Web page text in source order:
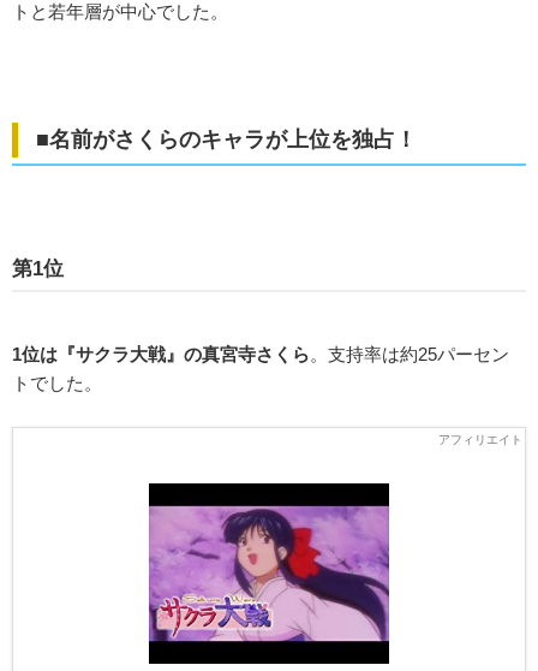
トと若年層が中心でした。
■名前がさくらのキャラが上位を独占！
第1位
1位は『サクラ大戦』の真宮寺さくら。支持率は約25パーセン
トでした。